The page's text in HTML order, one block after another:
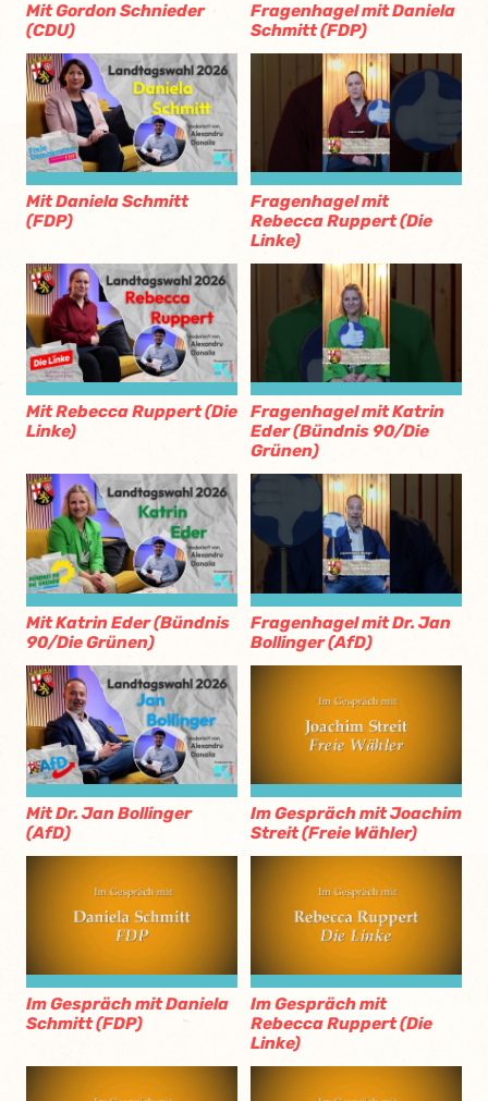
Mit Gordon Schnieder
(CDU)
Fragenhagel mit Daniela
Schmitt (FDP)
Mit Daniela Schmitt
(FDP)
Fragenhagel mit
Rebecca Ruppert (Die
Linke)
Mit Rebecca Ruppert (Die
Linke)
Fragenhagel mit Katrin
Eder (Bündnis 90/Die
Grünen)
Mit Katrin Eder (Bündnis
90/Die Grünen)
Fragenhagel mit Dr. Jan
Bollinger (AfD)
Mit Dr. Jan Bollinger
(AfD)
Im Gespräch mit Joachim
Streit (Freie Wähler)
Im Gespräch mit Daniela
Schmitt (FDP)
Im Gespräch mit
Rebecca Ruppert (Die
Linke)